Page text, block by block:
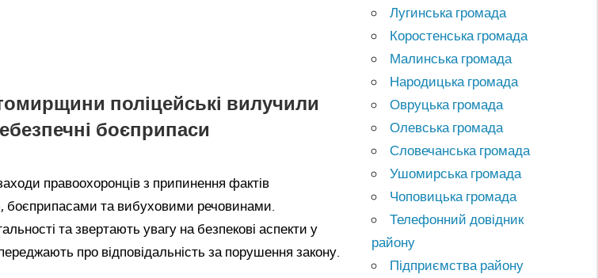
поліцейські вилучили
боєприпаси
правоохоронців з припинення фактів
боєприпасами та вибуховими речовинами.
та звертають увагу на безпекові аспекти у
про відповідальність за порушення закону.
Лугинська громада
Коростенська громада
Малинська громада
Народицька громада
Овруцька громада
Олевська громада
Словечанська громада
Ушомирська громада
Чоповицька громада
Телефонний довідник
району
Підприємства району